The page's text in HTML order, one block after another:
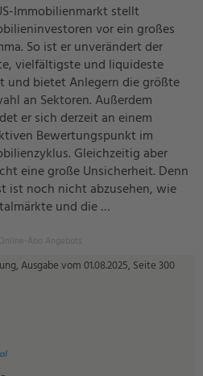
Immobilienmarkt stellt
vor ein großes
So ist er unverändert der
vielfältigste und liquideste
und bietet Anlegern die größte
an Sektoren. Außerdem
er sich derzeit an einem
Bewertungspunkt im
Gleichzeitig aber
eine große Unsicherheit. Denn
ist noch nicht abzusehen, wie
und die …
Abo Angebots.
Ausgabe vom 01.08.2025, Seite 300